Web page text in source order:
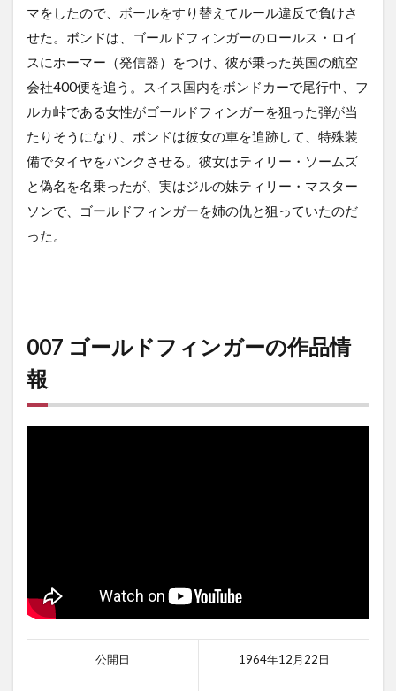
マをしたので、ボールをすり替えてルール違反で負けさ
せた。ボンドは、ゴールドフィンガーのロールス・ロイ
スにホーマー（発信器）をつけ、彼が乗った英国の航空
会社400便を追う。スイス国内をボンドカーで尾行中、フ
ルカ峠である女性がゴールドフィンガーを狙った弾が当
たりそうになり、ボンドは彼女の車を追跡して、特殊装
備でタイヤをパンクさせる。彼女はティリー・ソームズ
と偽名を名乗ったが、実はジルの妹ティリー・マスター
ソンで、ゴールドフィンガーを姉の仇と狙っていたのだ
った。
007 ゴールドフィンガーの作品情
報
公開日 1964年12月22日